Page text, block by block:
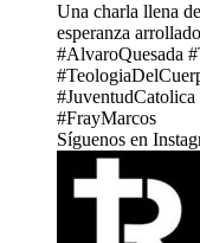
Una charla llena
esperanza
#AlvaroQuesada
#FrayMarcos
Síguenos en